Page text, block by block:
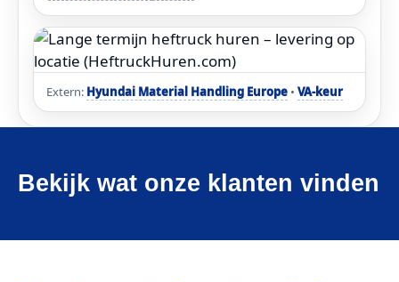
Extern: Hyundai Material Handling Europe • VA-keur
Bekijk wat onze klanten vinden